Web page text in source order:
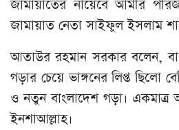
জামায়াতের নায়েবে আমীর
জামায়াত নেতা সাইফুল ইসলাম
আতাউর রহমান সরকার বলেন,
গড়ার চেয়ে ভাঙ্গনের লিপ্ত ছিলো
ও নতুন বাংলাদেশ গড়া।
ইনশাআল্লাহ।